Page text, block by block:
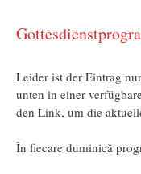
Leider ist der Eintrag
unten in einer
den Link, um die
În fiecare duminică